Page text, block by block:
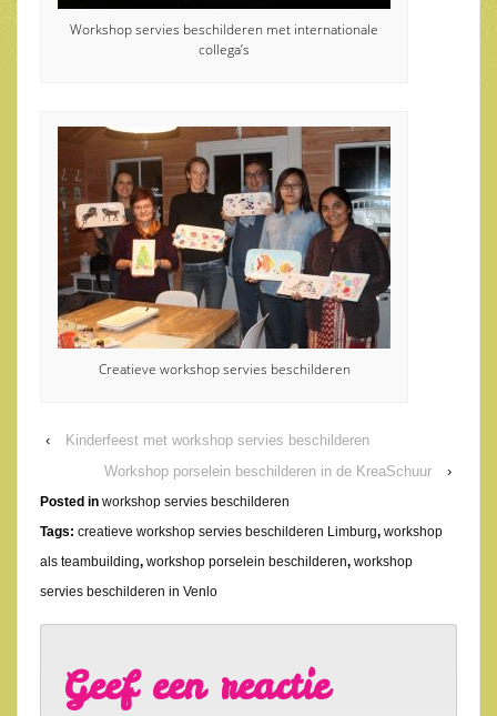
Workshop servies beschilderen met internationale
collega’s
Creatieve workshop servies beschilderen
‹
Kinderfeest met workshop servies beschilderen
Workshop porselein beschilderen in de KreaSchuur
›
Posted in workshop servies beschilderen
Tags: creatieve workshop servies beschilderen Limburg, workshop
als teambuilding, workshop porselein beschilderen, workshop
servies beschilderen in Venlo
Geef een reactie